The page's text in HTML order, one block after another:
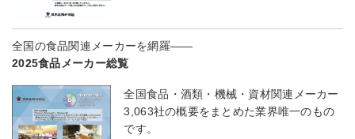
全国の食品関連メーカーを網羅――
2025食品メーカー総覧
全国食品・酒類・機械・資材関連メーカー
3,063社の概要をまとめた業界唯一のもの
です。